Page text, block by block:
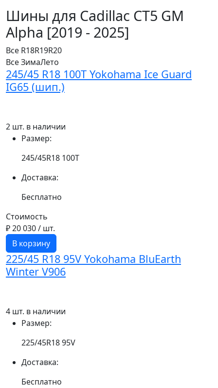
Шины для Cadillac CT5 GM
Alpha [2019 - 2025]
Все R18R19R20
ВсеЗимаЛето
245/45 R18 100T Yokohama Ice Guard
IG65 (шип.)
2 шт. в наличии
Размер:
245/45R18 100T
Доставка:
Бесплатно
Стоимость
₽ 20 030/ шт.
В корзину
225/45 R18 95V Yokohama BluEarth
Winter V906
4 шт. в наличии
Размер:
225/45R18 95V
Доставка:
Бесплатно